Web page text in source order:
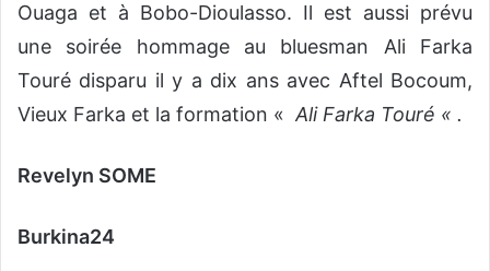
Ouaga et à Bobo-Dioulasso. Il est aussi prévu
une soirée hommage au bluesman Ali Farka
Touré disparu il y a dix ans avec Aftel Bocoum,
Vieux Farka et la formation « Ali Farka Touré « .
Revelyn SOME
Burkina24